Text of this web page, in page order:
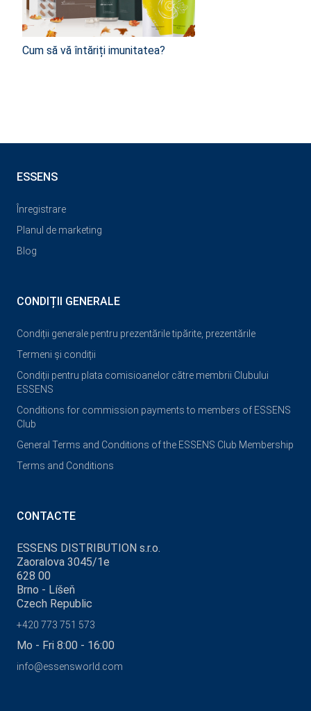
Cum să vă întăriți imunitatea?
ESSENS
Înregistrare
Planul de marketing
Blog
CONDIȚII GENERALE
Condiții generale pentru prezentările tipărite, prezentările
Termeni și condiții
Condiții pentru plata comisioanelor către membrii Clubului
ESSENS
Conditions for commission payments to members of ESSENS
Club
General Terms and Conditions of the ESSENS Club Membership
Terms and Conditions
CONTACTE
ESSENS DISTRIBUTION s.r.o.
Zaoralova 3045/1e
628 00
Brno - Líšeň
Czech Republic
+420 773 751 573
Mo - Fri 8:00 - 16:00
info@essensworld.com